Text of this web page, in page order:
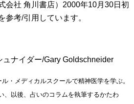
会社 角川書店）2000年10月30日初
参考/引用しています。
ナイダー/Gary Goldschneider
・メディカルスクールで精神医学を学ぶ。
、以後、占いのコラムを執筆するかたわ